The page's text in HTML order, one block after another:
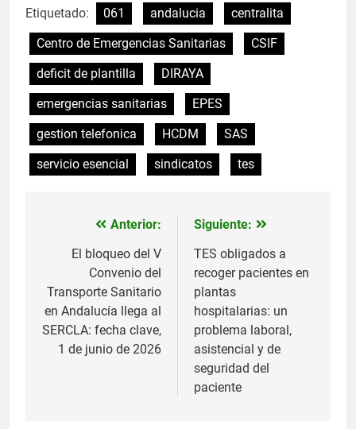
Etiquetado: 061 andalucia
centralita
Centro de Emergencias Sanitarias
CSIF
deficit de plantilla
DIRAYA
emergencias sanitarias
EPES
gestion telefonica
HCDM
SAS
servicio esencial
sindicatos tes
Navegación
entradas
Anterior:
El bloqueo del V
Convenio del
Transporte Sanitario
en Andalucía llega al
SERCLA: fecha clave,
1 de junio de 2026
Siguiente:
TES obligados a
recoger pacientes en
plantas
hospitalarias: un
problema laboral,
asistencial y de
seguridad del
paciente